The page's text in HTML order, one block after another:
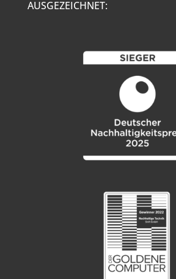
AUSGEZEICHNET: